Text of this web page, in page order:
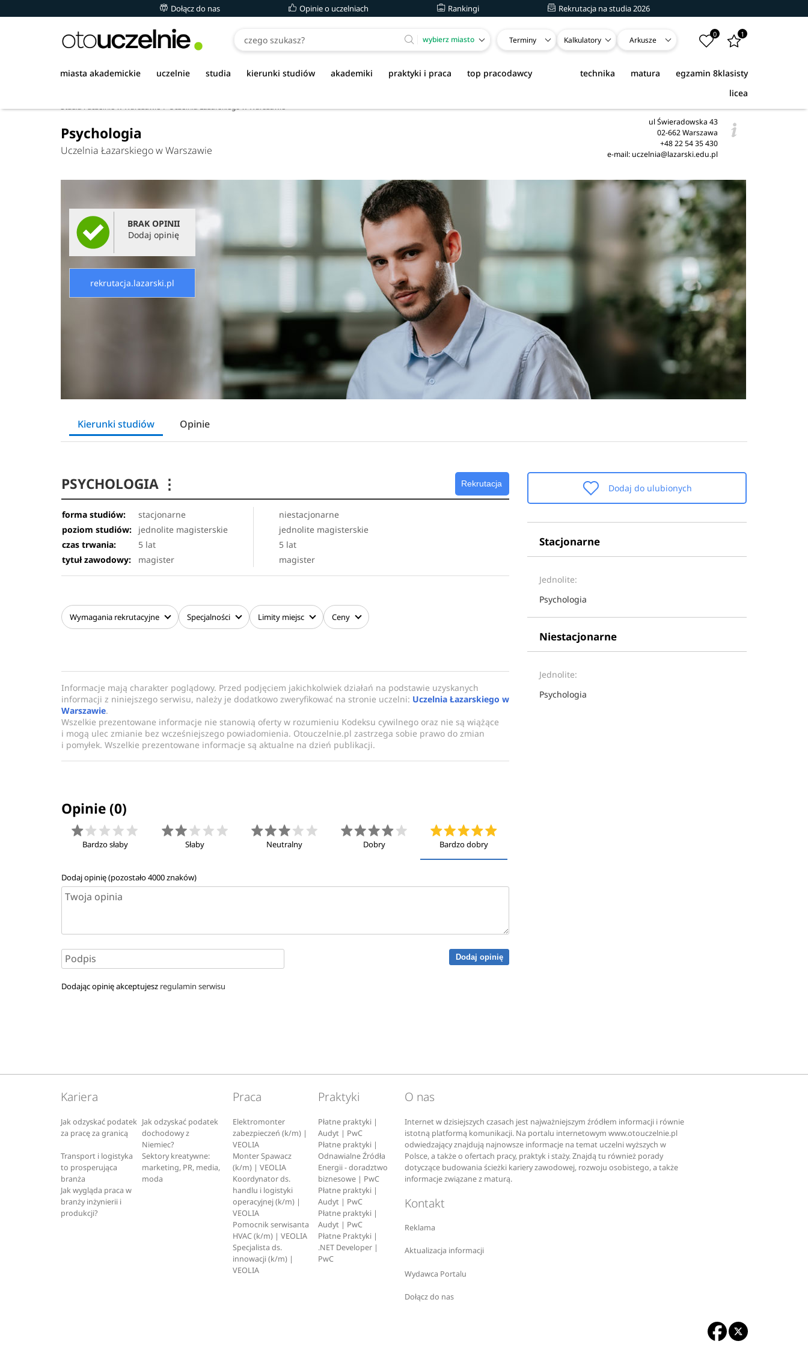
Dołącz do nas Opinie o uczelniach Rankingi Rekrutacja na studia 2026
wybierz miasto Terminy Kalkulatory Arkusze
0 1
miasta akademickie uczelnie studia kierunki studiów akademiki praktyki i praca top pracodawcy egzamin 8klasisty
matura
technika
licea
Studia i uczelnie w Warszawie Uczelnia Łazarskiego w Warszawie
Psychologia
Uczelnia Łazarskiego w Warszawie
ul Świeradowska 43
02-662 Warszawa
+48 22 54 35 430
e-mail: uczelnia@lazarski.edu.pl
BRAK OPINII
Dodaj opinię
rekrutacja.lazarski.pl
Kierunki studiów Opinie
PSYCHOLOGIA ⋮ Rekrutacja
forma studiów: stacjonarne
niestacjonarne
poziom studiów:
jednolite magisterskie
jednolite magisterskie
czas trwania:
5 lat
5 lat
tytuł zawodowy:
magister magister
Wymagania rekrutacyjne Specjalności Limity miejsc Ceny
Informacje mają charakter poglądowy. Przed podjęciem jakichkolwiek działań na podstawie uzyskanych
informacji z niniejszego serwisu, należy je dodatkowo zweryfikować na stronie uczelni: Uczelnia Łazarskiego w
Warszawie.
Wszelkie prezentowane informacje nie stanowią oferty w rozumieniu Kodeksu cywilnego oraz nie są wiążące
i mogą ulec zmianie bez wcześniejszego powiadomienia. Otouczelnie.pl zastrzega sobie prawo do zmian
i pomyłek. Wszelkie prezentowane informacje są aktualne na dzień publikacji.
Opinie (0)
Bardzo słaby Słaby Neutralny Dobry Bardzo dobry
Dodaj opinię (pozostało4000znaków)
Dodając opinię akceptujesz regulamin serwisu
Dodaj opinię
Dodaj do ulubionych
Stacjonarne
Jednolite:
Psychologia
Niestacjonarne
Jednolite:
Psychologia
Kariera
Jak odzyskać podatek
za pracę za granicą
Jak odzyskać podatek
dochodowy z
Niemiec?
Transport i logistyka
to prosperująca
branża
Sektory kreatywne:
marketing, PR, media,
moda
Jak wygląda praca w
branży inżynierii i
produkcji?
Praca
Elektromonter
zabezpieczeń (k/m) |
VEOLIA
Monter Spawacz
(k/m) | VEOLIA
Koordynator ds.
handlu i logistyki
operacyjnej (k/m) |
VEOLIA
Pomocnik serwisanta
HVAC (k/m) | VEOLIA
Specjalista ds.
innowacji (k/m) |
VEOLIA
Praktyki
Płatne praktyki |
Audyt | PwC
Płatne praktyki |
Odnawialne Źródła
Energii - doradztwo
biznesowe | PwC
Płatne praktyki |
Audyt | PwC
Płatne praktyki |
Audyt | PwC
Płatne Praktyki |
.NET Developer |
PwC
O nas
Internet w dzisiejszych czasach jest najważniejszym źródłem informacji i równie
istotną platformą komunikacji. Na portalu internetowym www.otouczelnie.pl
odwiedzający znajdują najnowsze informacje na temat uczelni wyższych w
Polsce, a także o ofertach pracy, praktyk i staży. Znajdą tu również porady
dotyczące budowania ścieżki kariery zawodowej, rozwoju osobistego, a także
informacje związane z maturą.
Kontakt
Reklama
Aktualizacja informacji
Wydawca Portalu
Dołącz do nas